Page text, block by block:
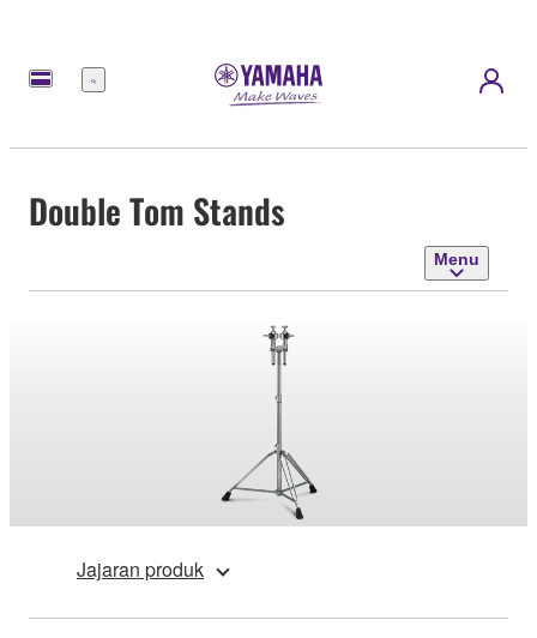
Menu
Double Tom Stands
Menu
Jajaran produk